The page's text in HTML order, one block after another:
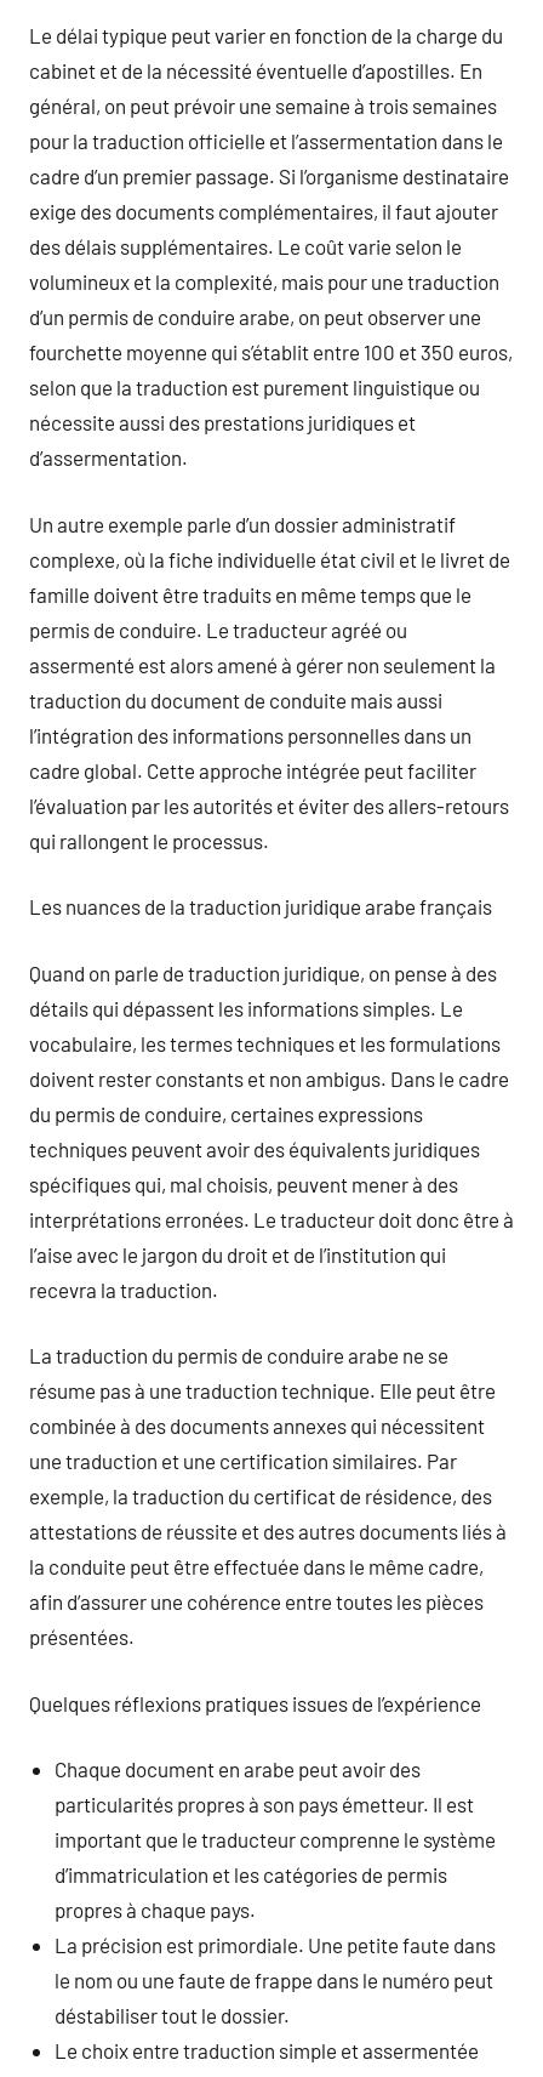
Le délai typique peut varier en fonction de la charge du
cabinet et de la nécessité éventuelle d’apostilles. En
général, on peut prévoir une semaine à trois semaines
pour la traduction officielle et l’assermentation dans le
cadre d’un premier passage. Si l’organisme destinataire
exige des documents complémentaires, il faut ajouter
des délais supplémentaires. Le coût varie selon le
volumineux et la complexité, mais pour une traduction
d’un permis de conduire arabe, on peut observer une
fourchette moyenne qui s’établit entre 100 et 350 euros,
selon que la traduction est purement linguistique ou
nécessite aussi des prestations juridiques et
d’assermentation.
Un autre exemple parle d’un dossier administratif
complexe, où la fiche individuelle état civil et le livret de
famille doivent être traduits en même temps que le
permis de conduire. Le traducteur agréé ou
assermenté est alors amené à gérer non seulement la
traduction du document de conduite mais aussi
l’intégration des informations personnelles dans un
cadre global. Cette approche intégrée peut faciliter
l’évaluation par les autorités et éviter des allers-retours
qui rallongent le processus.
Les nuances de la traduction juridique arabe français
Quand on parle de traduction juridique, on pense à des
détails qui dépassent les informations simples. Le
vocabulaire, les termes techniques et les formulations
doivent rester constants et non ambigus. Dans le cadre
du permis de conduire, certaines expressions
techniques peuvent avoir des équivalents juridiques
spécifiques qui, mal choisis, peuvent mener à des
interprétations erronées. Le traducteur doit donc être à
l’aise avec le jargon du droit et de l’institution qui
recevra la traduction.
La traduction du permis de conduire arabe ne se
résume pas à une traduction technique. Elle peut être
combinée à des documents annexes qui nécessitent
une traduction et une certification similaires. Par
exemple, la traduction du certificat de résidence, des
attestations de réussite et des autres documents liés à
la conduite peut être effectuée dans le même cadre,
afin d’assurer une cohérence entre toutes les pièces
présentées.
Quelques réflexions pratiques issues de l’expérience
Chaque document en arabe peut avoir des
particularités propres à son pays émetteur. Il est
important que le traducteur comprenne le système
d’immatriculation et les catégories de permis
propres à chaque pays.
La précision est primordiale. Une petite faute dans
le nom ou une faute de frappe dans le numéro peut
déstabiliser tout le dossier.
Le choix entre traduction simple et assermentée